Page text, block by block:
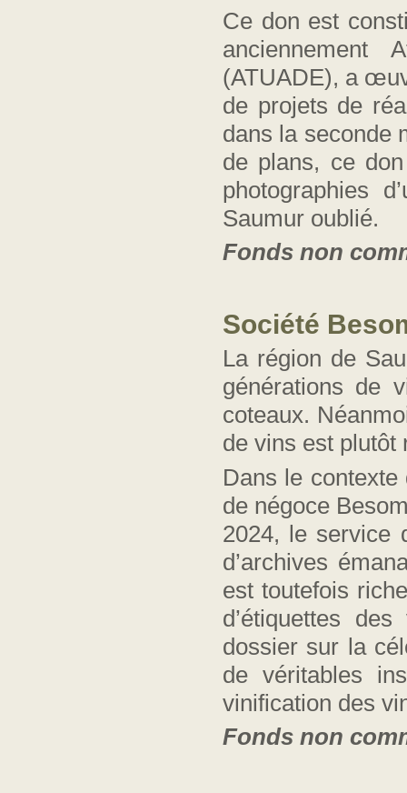
Ce don est
anciennement
(ATUADE), a
de projets de
dans la seconde
de plans, ce
photographies
Saumur oublié.
Fonds non
Société
La région de
générations de
coteaux.
de vins est plutôt
Dans le contexte
de négoce
2024,
le service
d’archives
est toutefois
d’étiquettes
dossier sur la
de véritables
vinification des
Fonds non